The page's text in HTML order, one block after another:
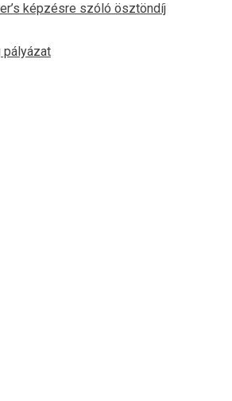
képzésre szóló ösztöndíj
pályázat